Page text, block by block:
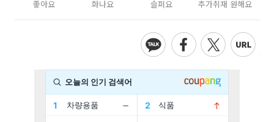
좋아요 화나요 슬퍼요 추가취재 원해요